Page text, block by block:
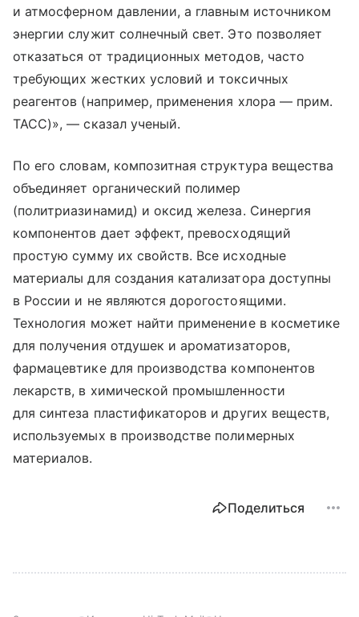
и атмосферном давлении, а главным источником
энергии служит солнечный свет. Это позволяет
отказаться от традиционных методов, часто
требующих жестких условий и токсичных
реагентов (например, применения хлора — прим.
ТАСС)», — сказал ученый.
По его словам, композитная структура вещества
объединяет органический полимер
(политриазинамид) и оксид железа. Синергия
компонентов дает эффект, превосходящий
простую сумму их свойств. Все исходные
материалы для создания катализатора доступны
в России и не являются дорогостоящими.
Технология может найти применение в косметике
для получения отдушек и ароматизаторов,
фармацевтике для производства компонентов
лекарств, в химической промышленности
для синтеза пластификаторов и других веществ,
используемых в производстве полимерных
материалов.
Поделиться